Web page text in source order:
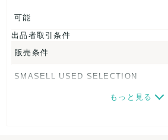
可能
出品者取引条件
販売条件
SMASELL USED SELECTION
画像ダウンロードなので、転売にも最適♪
もっと見る